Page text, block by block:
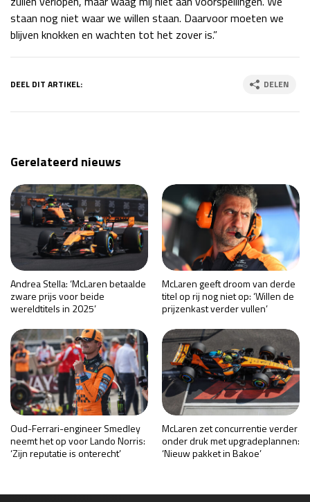
staan nog niet waar we willen staan. Daarvoor moeten we
blijven knokken en wachten tot het zover is.”
DEEL DIT ARTIKEL: DELEN
Gerelateerd nieuws
Andrea Stella: ‘McLaren betaalde
zware prijs voor beide
wereldtitels in 2025’
McLaren geeft droom van derde
titel op rij nog niet op: ‘Willen de
prijzenkast verder vullen’
Oud-Ferrari-engineer Smedley
neemt het op voor Lando Norris:
‘Zijn reputatie is onterecht’
McLaren zet concurrentie verder
onder druk met upgradeplannen:
‘Nieuw pakket in Bakoe’